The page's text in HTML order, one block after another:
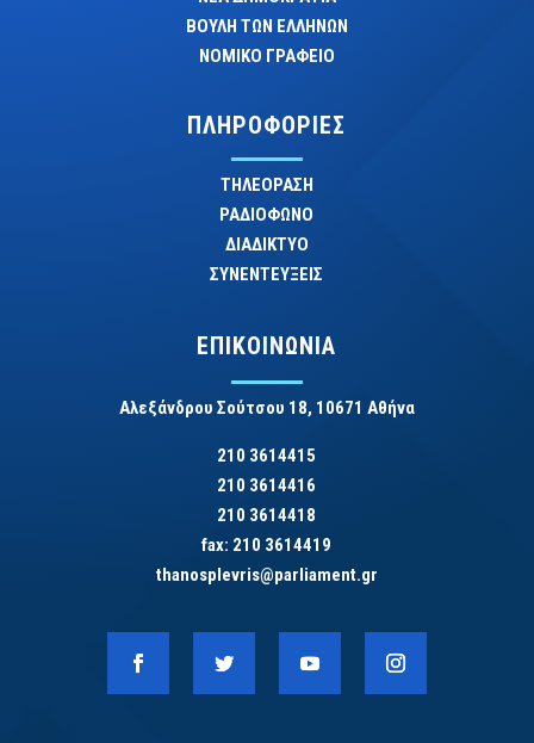
ΒΟΥΛΗ ΤΩΝ ΕΛΛΗΝΩΝ
ΝΟΜΙΚΟ ΓΡΑΦΕΙΟ
ΠΛΗΡΟΦΟΡΙΕΣ
ΤΗΛΕΟΡΑΣΗ
ΡΑΔΙΟΦΩΝΟ
ΔΙΑΔΙΚΤΥΟ
ΣΥΝΕΝΤΕΥΞΕΙΣ
ΕΠΙΚΟΙΝΩΝΙΑ
Αλεξάνδρου Σούτσου 18, 10671 Αθήνα
210 3614415
210 3614416
210 3614418
fax: 210 3614419
thanosplevris@parliament.gr